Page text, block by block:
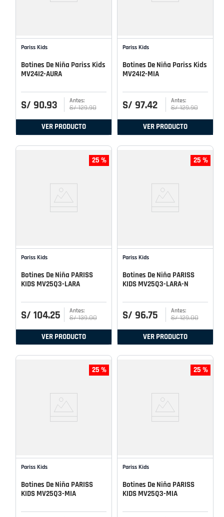
Pariss Kids
Botines De Niña Pariss Kids
MV24I2-AURA
S/ 90.93 S/ 129.90
VER PRODUCTO
Pariss Kids
Botines De Niña Pariss Kids
MV24I2-MIA
S/ 97.42 S/ 129.90
VER PRODUCTO
25 %
Pariss Kids
Botines De Niña PARISS
KIDS MV25Q3-LARA
S/ 104.25 S/ 139.00
VER PRODUCTO
25 %
Pariss Kids
Botines De Niña PARISS
KIDS MV25Q3-LARA-N
S/ 96.75 S/ 129.00
VER PRODUCTO
25 %
Pariss Kids
Botines De Niña PARISS
KIDS MV25Q3-MIA
25 %
Pariss Kids
Botines De Niña PARISS
KIDS MV25Q3-MIA